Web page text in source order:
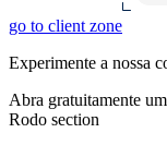
go to client zone
Experimente a nossa
Abra gratuitamente
Rodo section